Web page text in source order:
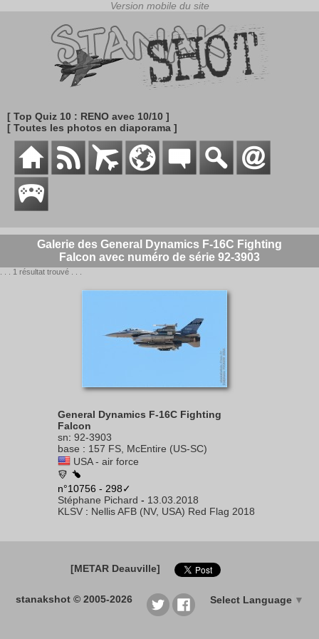
[ Top Quiz 10 : RENO avec 10/10 ]
[ Toutes les photos en diaporama ]
Galerie des General Dynamics F-16C Fighting
Falcon avec numéro de série 92-3903
. . . 1 résultat trouvé . . .
General Dynamics F-16C Fighting
Falcon
sn: 92-3903
base : 157 FS, McEntire (US-SC)
USA - air force
n°10756 - 298✓
Stéphane Pichard - 13.03.2018
KLSV : Nellis AFB (NV, USA) Red Flag 2018
[METAR Deauville]
stanakshot © 2005-2026 Select Language ▼